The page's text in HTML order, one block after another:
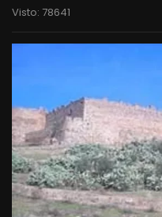
Visto: 78641